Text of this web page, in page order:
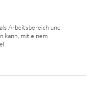
Arbeitsbereich und
kann, mit einem